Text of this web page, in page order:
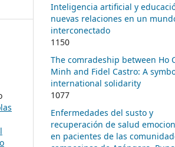
Inteligencia artificial y
nuevas relaciones en un
interconectado
1150
The comradeship between Ho
Minh and Fidel Castro: A
international solidarity
1077
Enfermedades del susto y
recuperación de salud
en pacientes de las